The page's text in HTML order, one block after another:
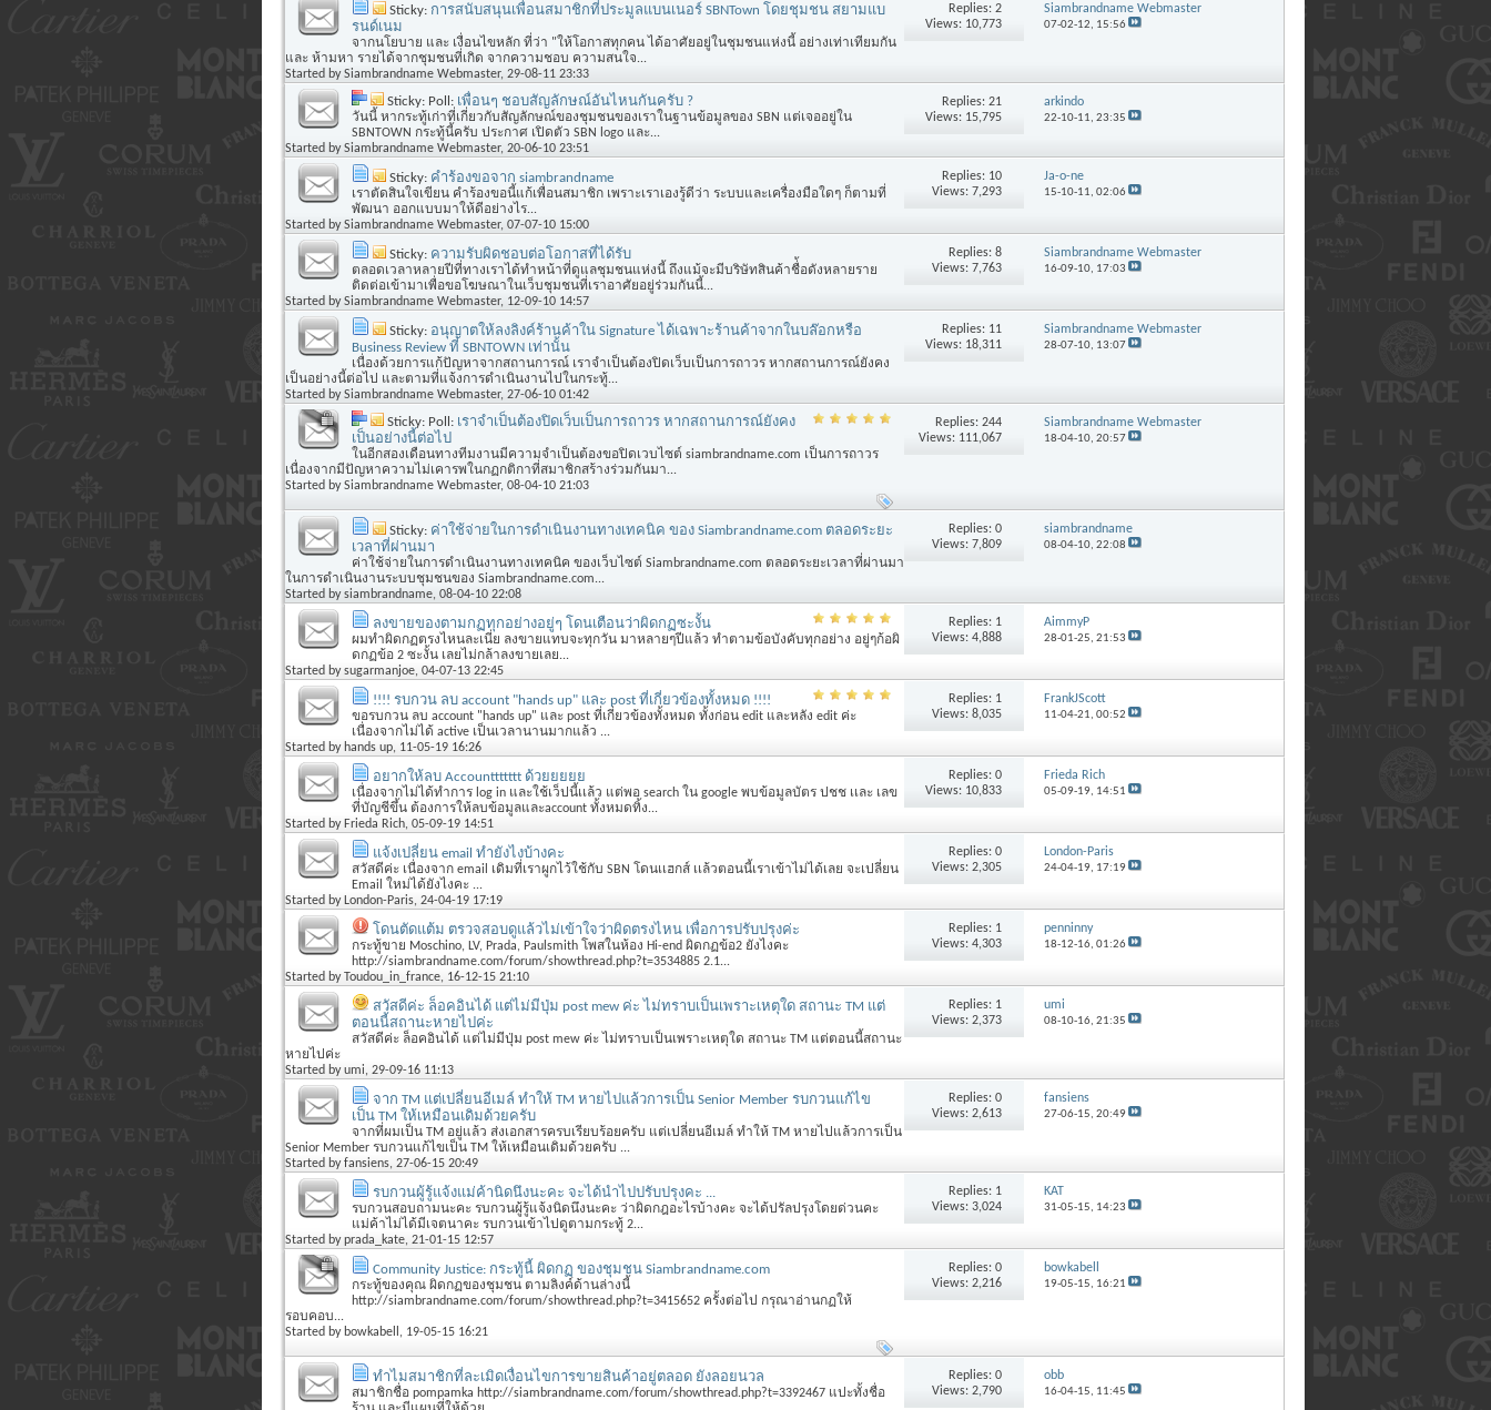
Sticky: การสนับสนุนเพื่อนสมาชิกที่ประมูลแบนเนอร์ SBNTown โดยชุมชน สยามแบ
รนด์เนม
จากนโยบาย และ เงื่อนไขหลัก ที่ว่า "ให้โอกาสทุกคน ได้อาศัยอยู่ในชุมชนแห่งนี้ อย่างเท่าเทียมกัน
และ ห้ามหา รายได้จากชุมชนที่เกิด จากความชอบ ความสนใจ...
Started bySiambrandname Webmaster, 29-08-11 23:33
Replies: 2
Views: 10,773
Siambrandname Webmaster
07-02-12, 15:56
Sticky: Poll: เพื่อนๆ ชอบสัญลักษณ์อันไหนกันครับ ?
วันนี้ หากระทู้เก่าที่เกี่ยวกับสัญลักษณ์ของชุมชนของเราในฐานข้อมูลของ SBN แต่เจออยู่ใน
SBNTOWN กระทู้นี้ครับ ประกาศ เปิดตัว SBN logo และ...
Started bySiambrandname Webmaster, 20-06-10 23:51
Replies: 21
Views: 15,795
arkindo
22-10-11, 23:35
Sticky: คำร้องขอจาก siambrandname
เราตัดสินใจเขียน คำร้องขอนี้แก้เพื่อนสมาชิก เพราะเราเองรู้ดีว่า ระบบและเครื่องมือใดๆ ก็ตามที่
พัฒนา ออกแบบมาให้ดีอย่างไร...
Started bySiambrandname Webmaster, 07-07-10 15:00
Replies: 10
Views: 7,293
Ja-o-ne
15-10-11, 02:06
Sticky: ความรับผิดชอบต่อโอกาสที่ได้รับ
ตลอดเวลาหลายปีที่ทางเราได้ทำหน้าที่ดูแลชุมชนแห่งนี้ ถึงแม้จะมีบริษัทสินค้าชื่้อดังหลายราย
ติดต่อเข้ามาเพื่อขอโฆษณาในเว็บชุมชนที่เราอาศัยอยู่ร่วมกันนี้...
Started bySiambrandname Webmaster, 12-09-10 14:57
Replies: 8
Views: 7,763
Siambrandname Webmaster
16-09-10, 17:03
Sticky: อนุญาตให้ลงลิงค์ร้านค้าใน Signature ได้เฉพาะร้านค้าจากในบล๊อกหรือ
Business Review ที่ SBNTOWN เท่านั้น
เนื่องด้วยการแก้ปัญหาจากสถานการณ์ เราจำเป็นต้องปิดเว็บเป็นการถาวร หากสถานการณ์ยังคง
เป็นอย่างนี้ต่อไป และตามที่แจ้งการดำเนินงานไปในกระทู้...
Started bySiambrandname Webmaster, 27-06-10 01:42
Replies: 11
Views: 18,311
Siambrandname Webmaster
28-07-10, 13:07
Sticky: Poll: เราจำเป็นต้องปิดเว็บเป็นการถาวร หากสถานการณ์ยังคง
เป็นอย่างนี้ต่อไป
ในอีกสองเดือนทางทีมงานมีความจำเป็นต้องขอปิดเวบไซต์ siambrandname.com เป็นการถาวร
เนื่องจากมีปัญหาความไม่เคารพในกฏกติกาที่สมาชิกสร้างร่วมกันมา...
Started bySiambrandname Webmaster, 08-04-10 21:03
Replies: 244
Views: 111,067
Siambrandname Webmaster
18-04-10, 20:57
Sticky: ค่าใช้จ่ายในการดำเนินงานทางเทคนิค ของ Siambrandname.com ตลอดระยะ
เวลาที่ผ่านมา
ค่าใช้จ่ายในการดำเนินงานทางเทคนิค ของเว็บไซต์ Siambrandname.com ตลอดระยะเวลาที่ผ่านมา
ในการดำเนินงานระบบชุมชนของ Siambrandname.com...
Started bysiambrandname, 08-04-10 22:08
Replies: 0
Views: 7,809
siambrandname
08-04-10, 22:08
ลงขายของตามกฏทุกอย่างอยู่ๆ โดนเตือนว่าผิดกฏซะงั้น
ผมทำผิดกฏตรงไหนละเนี่ย ลงขายแทบจะทุกวัน มาหลายๆปีแล้ว ทำตามข้อบังคับทุกอย่าง อยู่ๆก้อผิ
ดกฏข้อ 2 ซะงั้น เลยไม่กล้าลงขายเลย...
Started bysugarmanjoe, 04-07-13 22:45
Replies: 1
Views: 4,888
AimmyP
28-01-25, 21:53
!!!! รบกวน ลบ account "hands up" และ post ที่เกี่ยวข้องทั้งหมด !!!!
ขอรบกวน ลบ account "hands up" และ post ที่เกี่ยวข้องทั้งหมด ทั้งก่อน edit และหลัง edit ค่ะ
เนื่องจากไม่ได้ active เป็นเวลานานมากแล้ว ...
Started by hands up, 11-05-19 16:26
Replies: 1
Views: 8,035
FrankJScott
11-04-21, 00:52
อยากให้ลบ Accounttttttt ด้วยยยยย
เนื่องจากไม่ได้ทำการ log in และใช้เว็ปนี้เเล้ว แต่พอ search ใน google พบข้อมูลบัตร ปชช เเละ เลข
ที่บัญชีขึ้น ต้องการให้ลบข้อมูลและaccount ทั้งหมดทิ้ง...
Started by Frieda Rich, 05-09-19 14:51
Replies: 0
Views: 10,833
Frieda Rich
05-09-19, 14:51
แจ้งเปลี่ยน email ทำยังไงบ้างคะ
สวัสดีค่ะ เนื่องจาก email เดิมที่เราผูกไว้ใช้กับ SBN โดนเเฮกส์ เเล้วตอนนี้เราเข้าไม่ได้เลย จะเปลี่ยน
Email ใหม่ได้ยังไงคะ ...
Started by London-Paris, 24-04-19 17:19
Replies: 0
Views: 2,305
London-Paris
24-04-19, 17:19
โดนตัดแต้ม ตรวจสอบดูแล้วไม่เข้าใจว่าผิดตรงไหน เพื่อการปรับปรุงค่ะ
กระทู้ขาย Moschino, LV, Prada, Paulsmith โพสในห้อง Hi-end ผิดกฏข้อ2 ยังไงคะ
http://siambrandname.com/forum/showthread.php?t=3534885 2.1...
Started byToudou_in_france, 16-12-15 21:10
Replies: 1
Views: 4,303
penninny
18-12-16, 01:26
สวัสดีค่ะ ล็อคอินได้ แต่ไม่มีปุ่ม post mew ค่ะ ไม่ทราบเป็นเพราะเหตุใด สถานะ TM แต่
ตอนนี้สถานะหายไปค่ะ
สวัสดีค่ะ ล็อคอินได้ แต่ไม่มีปุ่ม post mew ค่ะ ไม่ทราบเป็นเพราะเหตุใด สถานะ TM แต่ตอนนี้สถานะ
หายไปค่ะ
Started byumi, 29-09-16 11:13
Replies: 1
Views: 2,373
umi
08-10-16, 21:35
จาก TM แต่เปลี่ยนอีเมล์ ทำให้ TM หายไปแล้วการเป็น Senior Member รบกวนแก้ไข
เป็น TM ให้เหมือนเดิมด้วยครับ
จากที่ผมเป็น TM อยู่แล้ว ส่งเอกสารครบเรียบร้อยครับ แต่เปลี่ยนอีเมล์ ทำให้ TM หายไปแล้วการเป็น
Senior Member รบกวนแก้ไขเป็น TM ให้เหมือนเดิมด้วยครับ ...
Started byfansiens, 27-06-15 20:49
Replies: 0
Views: 2,613
fansiens
27-06-15, 20:49
รบกวนผู้รู้แจ้งแม่ค้านิดนึงนะคะ จะได้นำไปปรับปรุงคะ ...
รบกวนสอบถามนะคะ รบกวนผู้รู้แจ้งนิดนึงนะคะ ว่าผิดกฎอะไรบ้างคะ จะได้ปรัลปรุงโดยด่วนคะ
แม่ค้าไม่ได้มีเจตนาคะ รบกวนเข้าไปดูตามกระทู้ 2...
Started byprada_kate, 21-01-15 12:57
Replies: 1
Views: 3,024
KAT
31-05-15, 14:23
Community Justice: กระทู้นี้ ผิดกฏ ของชุมชน Siambrandname.com
กระทู้ของคุณ ผิดกฏของชุมชน ตามลิงค์ด้านล่างนี้
http://siambrandname.com/forum/showthread.php?t=3415652 ครั้งต่อไป กรุณาอ่านกฏให้
รอบคอบ...
Started by bowkabell , 19-05-15 16:21
Replies: 0
Views: 2,216
bowkabell
19-05-15, 16:21
ทำไมสมาชิกที่ละเมิดเงื่อนไขการขายสินค้าอยู่ตลอด ยังลอยนวล
สมาชิกชื่อ pompamka http://siambrandname.com/forum/showthread.php?t=3392467 แปะทั้งชื่อ
Replies: 0
Views: 2,790
obb
16-04-15, 11:45